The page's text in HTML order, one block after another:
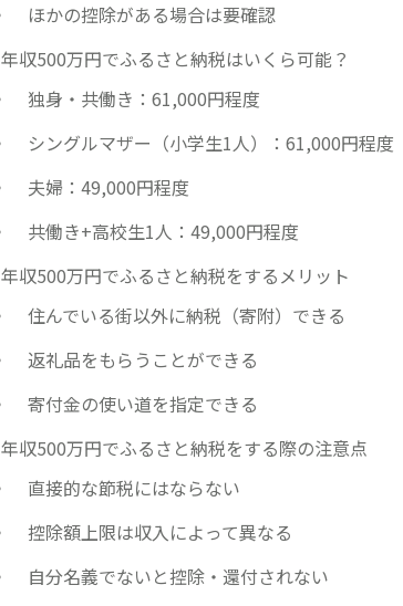
ほかの控除がある場合は要確認
年収500万円でふるさと納税はいくら可能？
独身・共働き：61,000円程度
シングルマザー（小学生1人）：61,000円程度
夫婦：49,000円程度
共働き+高校生1人：49,000円程度
年収500万円でふるさと納税をするメリット
住んでいる街以外に納税（寄附）できる
返礼品をもらうことができる
寄付金の使い道を指定できる
年収500万円でふるさと納税をする際の注意点
直接的な節税にはならない
控除額上限は収入によって異なる
自分名義でないと控除・還付されない